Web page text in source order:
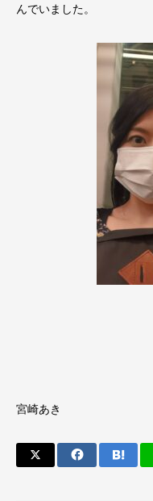
んでいました。
宮崎あき